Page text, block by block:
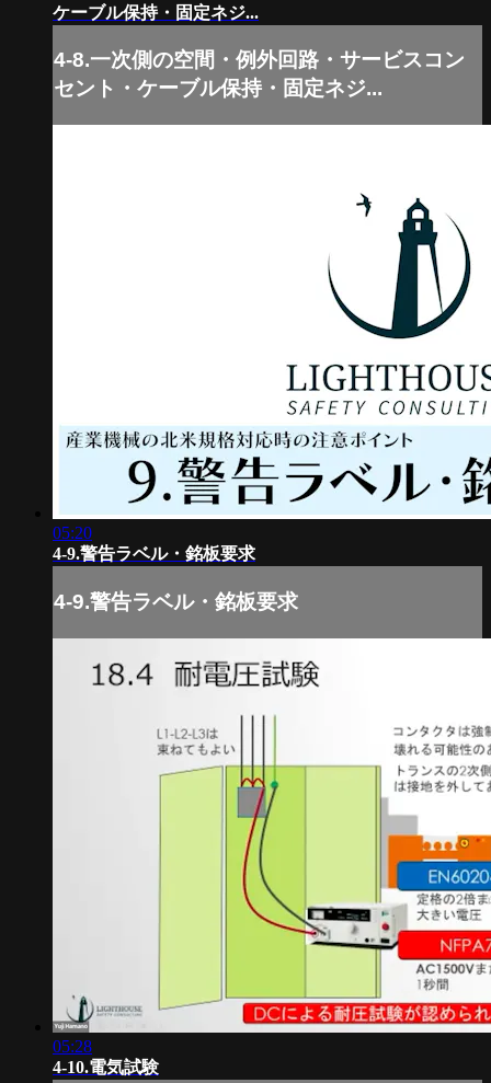
ケーブル保持・固定ネジ...
4-8.一次側の空間・例外回路・サービスコン
セント・ケーブル保持・固定ネジ...
05:20
4-9.警告ラベル・銘板要求
4-9.警告ラベル・銘板要求
05:28
4-10.電気試験